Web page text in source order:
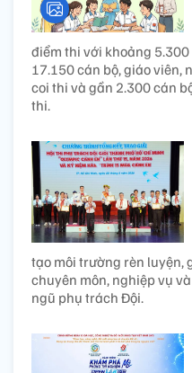
điểm thi với khoảng
17.150 cán bộ, giáo viên,
coi thi và gần 2.300 cán
thi.
tạo môi trường rèn luyện,
chuyên môn, nghiệp vụ
ngũ phụ trách Đội.